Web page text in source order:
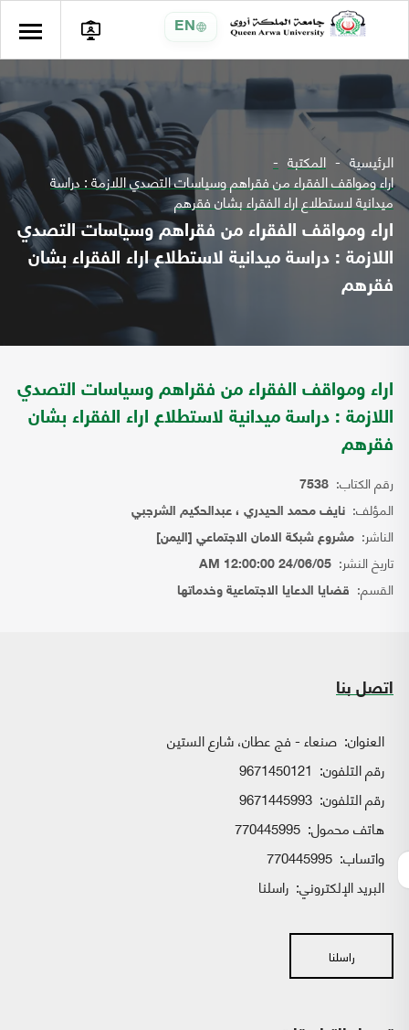
EN
الرئيسية المكتبة
اراء ومواقف الفقراء من فقراهم وسياسات التصدي اللازمة : دراسة
ميدانية لاستطلاع اراء الفقراء بشان فقرهم
اراء ومواقف الفقراء من فقراهم وسياسات التصدي
اللازمة : دراسة ميدانية لاستطلاع اراء الفقراء بشان
فقرهم
اراء ومواقف الفقراء من فقراهم وسياسات التصدي
اللازمة : دراسة ميدانية لاستطلاع اراء الفقراء بشان
فقرهم
رقم الكتاب: 7538
المؤلف: نايف محمد الحيدري ، عبدالحكيم الشرجبي
الناشر: مشروع شبكة الامان الاجتماعي [اليمن]
تاريخ النشر: 24/06/05 12:00:00 AM
القسم: قضايا الدعايا الاجتماعية وخدماتها
اتصل بنا
العنوان: صنعاء - فج عطان، شارع الستين
رقم التلفون: 9671450121
رقم التلفون: 9671445993
هاتف محمول: 770445995
واتساب:
البريد الإلكتروني: راسلنا
راسلنا